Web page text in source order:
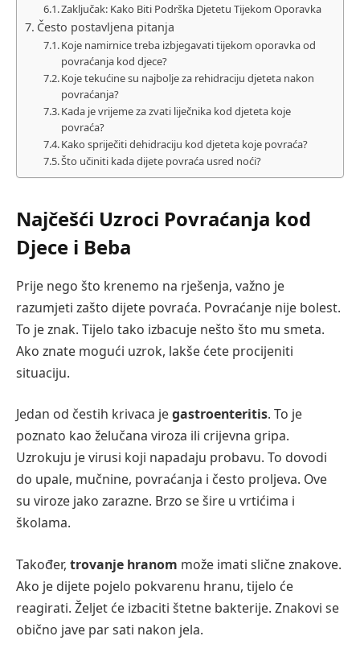
Zaključak: Kako Biti Podrška Djetetu Tijekom Oporavka
Često postavljena pitanja
Koje namirnice treba izbjegavati tijekom oporavka od
povraćanja kod djece?
Koje tekućine su najbolje za rehidraciju djeteta nakon
povraćanja?
Kada je vrijeme za zvati liječnika kod djeteta koje
povraća?
Kako spriječiti dehidraciju kod djeteta koje povraća?
Što učiniti kada dijete povraća usred noći?
Najčešći Uzroci Povraćanja kod
Djece i Beba
Prije nego što krenemo na rješenja, važno je
razumjeti zašto dijete povraća. Povraćanje nije bolest.
To je znak. Tijelo tako izbacuje nešto što mu smeta.
Ako znate mogući uzrok, lakše ćete procijeniti
situaciju.
Jedan od čestih krivaca jegastroenteritis. To je
poznato kao želučana viroza ili crijevna gripa.
Uzrokuju je virusi koji napadaju probavu. To dovodi
do upale, mučnine, povraćanja i često proljeva. Ove
su viroze jako zarazne. Brzo se šire u vrtićima i
školama.
Također, trovanje hranom može imati slične znakove.
Ako je dijete pojelo pokvarenu hranu, tijelo će
reagirati. Željet će izbaciti štetne bakterije. Znakovi se
obično jave par sati nakon jela.